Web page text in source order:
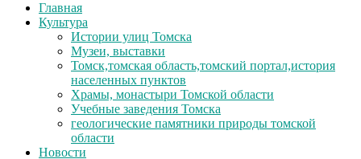
Главная
Культура
Истории улиц Томска
Музеи, выставки
Томск,томская область,томский портал,история
населенных пунктов
Храмы, монастыри Томской области
Учебные заведения Томска
геологические памятники природы томской
области
Новости